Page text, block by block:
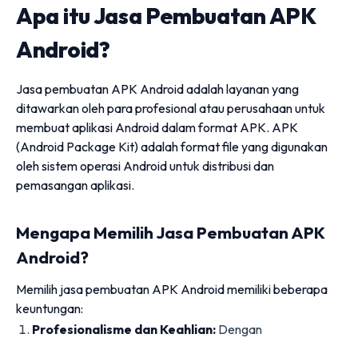
Apa itu Jasa Pembuatan APK
Android?
Jasa pembuatan APK Android adalah layanan yang
ditawarkan oleh para profesional atau perusahaan untuk
membuat aplikasi Android dalam format APK. APK
(Android Package Kit) adalah format file yang digunakan
oleh sistem operasi Android untuk distribusi dan
pemasangan aplikasi.
Mengapa Memilih Jasa Pembuatan APK
Android?
Memilih jasa pembuatan APK Android memiliki beberapa
keuntungan:
Profesionalisme dan Keahlian: Dengan